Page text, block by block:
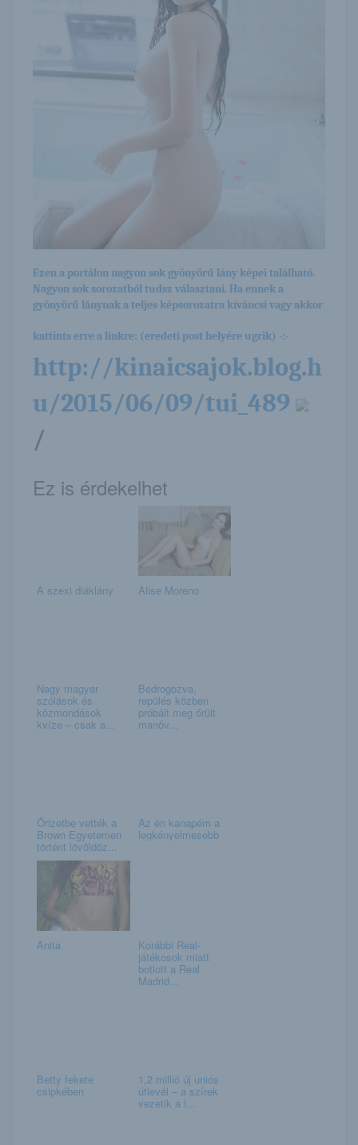
Ezen a portálon nagyon sok gyönyörű lány képei található.
Nagyon sok sorozatból tudsz választani. Ha ennek a
gyönyörű lánynak a teljes képsorozatra kíváncsi vagy akkor
kattints erre a linkre: (eredeti post helyére ugrik) -:-
http://kinaicsajok.blog.h
u/2015/06/09/tui_489
/
Ez is érdekelhet
A szexi diáklány Alise Moreno
Nagy magyar
szólások és
közmondások
kvíze – csak a...
Bedrogozva,
repülés közben
próbált meg őrült
manőv...
Őrizetbe vették a
Brown Egyetemen
történt lövöldöz...
Az én kanapém a
legkényelmesebb
Anita Korábbi Real-
játékosok miatt
botlott a Real
Madrid...
Betty fekete
csipkében
1,2 millió új uniós
útlevél – a szírek
vezetik a l...